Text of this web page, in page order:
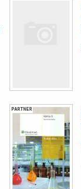
PARTNER